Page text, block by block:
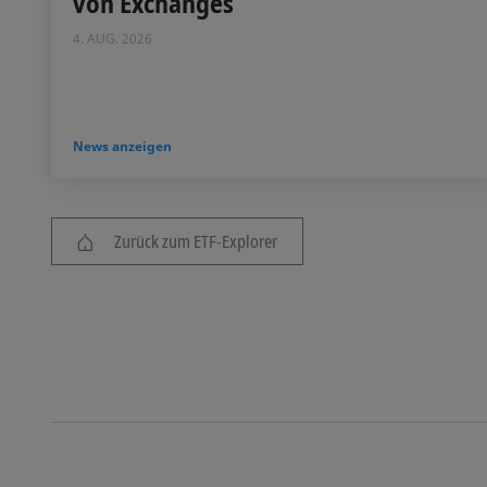
4. AUG. 2026
News anzeigen
Zurück zum ETF-Explorer